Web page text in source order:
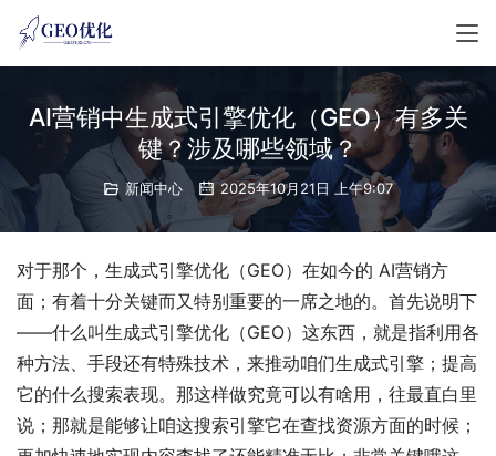
AI营销中生成式引擎优化（GEO）有多关
键？涉及哪些领域？
新闻中心 2025年10月21日 上午9:07
对于那个，生成式引擎优化（GEO）在如今的 AI营销方
面；有着十分关键而又特别重要的一席之地的。首先说明下
——什么叫生成式引擎优化（GEO）这东西，就是指利用各
种方法、手段还有特殊技术，来推动咱们生成式引擎；提高
它的什么搜索表现。那这样做究竟可以有啥用，往最直白里
说；那就是能够让咱这搜索引擎它在查找资源方面的时候；